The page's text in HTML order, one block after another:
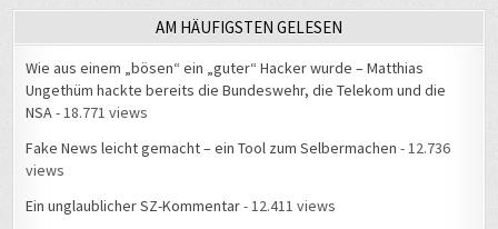
AM HÄUFIGSTEN GELESEN
Wie aus einem „bösen“ ein „guter“ Hacker wurde – Matthias
Ungethüm hackte bereits die Bundeswehr, die Telekom und die
NSA- 18.771 views
Fake News leicht gemacht – ein Tool zum Selbermachen - 12.736
views
Ein unglaublicher SZ-Kommentar- 12.411 views